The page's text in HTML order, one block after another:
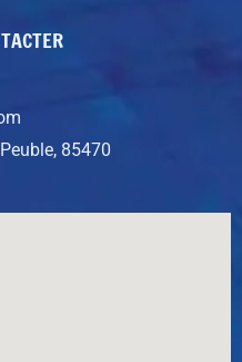
85470